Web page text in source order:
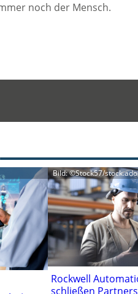
noch der Mensch.
Bild: ©Stock57/
Rockwell
schließen